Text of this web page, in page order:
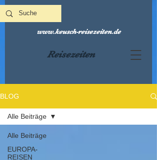
Reisezeiten
www.keusch-reisezeiten.de
BLOG
Alle Beiträge
EUROPA-
REISEN
Alle Beiträge